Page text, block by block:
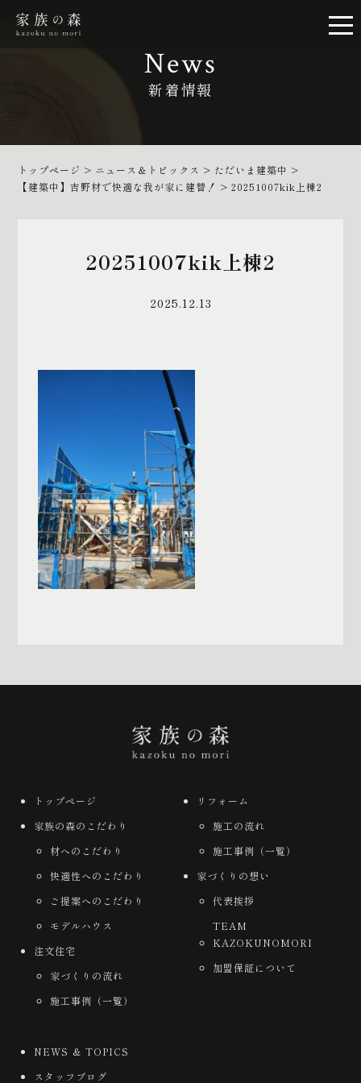
News
新着情報
トップページ > ニュース＆トピックス > ただいま建築中 >
【建築中】吉野材で快適な我が家に建替！ >20251007kik上棟2
20251007kik上棟2
2025.12.13
トップページ
家族の森のこだわり
材へのこだわり
快適性へのこだわり
ご提案へのこだわり
モデルハウス
注文住宅
家づくりの流れ
施工事例（一覧）
リフォーム
施工の流れ
施工事例（一覧）
家づくりの想い
代表挨拶
TEAM
KAZOKUNOMORI
加盟保証について
NEWS ＆ TOPICS
スタッフブログ